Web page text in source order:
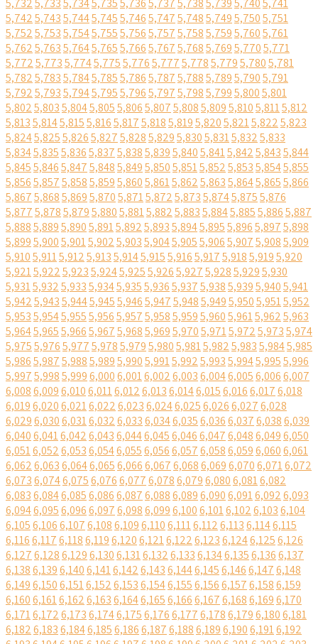
5,7325,7335,7345,7355,7365,7375,7385,7395,7405,741
5,7425,7435,7445,7455,7465,7475,7485,7495,7505,751
5,7525,7535,7545,7555,7565,7575,7585,7595,7605,761
5,7625,7635,7645,7655,7665,7675,7685,7695,7705,771
5,7725,7735,7745,7755,7765,7775,7785,7795,7805,781
5,7825,7835,7845,7855,7865,7875,7885,7895,7905,791
5,7925,7935,7945,7955,7965,7975,7985,7995,8005,801
5,8025,8035,8045,8055,8065,8075,8085,8095,8105,8115,812
5,8135,8145,8155,8165,8175,8185,8195,8205,8215,8225,823
5,8245,8255,8265,8275,8285,8295,8305,8315,8325,833
5,8345,8355,8365,8375,8385,8395,8405,8415,8425,8435,844
5,8455,8465,8475,8485,8495,8505,8515,8525,8535,8545,855
5,8565,8575,8585,8595,8605,8615,8625,8635,8645,8655,866
5,8675,8685,8695,8705,8715,8725,8735,8745,8755,876
5,8775,8785,8795,8805,8815,8825,8835,8845,8855,8865,887
5,8885,8895,8905,8915,8925,8935,8945,8955,8965,8975,898
5,8995,9005,9015,9025,9035,9045,9055,9065,9075,9085,909
5,9105,9115,9125,9135,9145,9155,9165,9175,9185,9195,920
5,9215,9225,9235,9245,9255,9265,9275,9285,9295,930
5,9315,9325,9335,9345,9355,9365,9375,9385,9395,9405,941
5,9425,9435,9445,9455,9465,9475,9485,9495,9505,9515,952
5,9535,9545,9555,9565,9575,9585,9595,9605,9615,9625,963
5,9645,9655,9665,9675,9685,9695,9705,9715,9725,9735,974
5,9755,9765,9775,9785,9795,9805,9815,9825,9835,9845,985
5,9865,9875,9885,9895,9905,9915,9925,9935,9945,9955,996
5,9975,9985,9996,0006,0016,0026,0036,0046,0056,0066,007
6,0086,0096,0106,0116,0126,0136,0146,0156,0166,0176,018
6,0196,0206,0216,0226,0236,0246,0256,0266,0276,028
6,0296,0306,0316,0326,0336,0346,0356,0366,0376,0386,039
6,0406,0416,0426,0436,0446,0456,0466,0476,0486,0496,050
6,0516,0526,0536,0546,0556,0566,0576,0586,0596,0606,061
6,0626,0636,0646,0656,0666,0676,0686,0696,0706,0716,072
6,0736,0746,0756,0766,0776,0786,0796,0806,0816,082
6,0836,0846,0856,0866,0876,0886,0896,0906,0916,0926,093
6,0946,0956,0966,0976,0986,0996,1006,1016,1026,1036,104
6,1056,1066,1076,1086,1096,1106,1116,1126,1136,1146,115
6,1166,1176,1186,1196,1206,1216,1226,1236,1246,1256,126
6,1276,1286,1296,1306,1316,1326,1336,1346,1356,1366,137
6,1386,1396,1406,1416,1426,1436,1446,1456,1466,1476,148
6,1496,1506,1516,1526,1536,1546,1556,1566,1576,1586,159
6,1606,1616,1626,1636,1646,1656,1666,1676,1686,1696,170
6,1716,1726,1736,1746,1756,1766,1776,1786,1796,1806,181
6,1826,1836,1846,1856,1866,1876,1886,1896,1906,1916,192